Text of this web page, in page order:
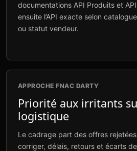
documentations API Produits et
ensuite l’API exacte selon
ou statut vendeur.
APPROCHE FNAC DARTY
Priorité aux irritants
logistique
Le cadrage part des offres
corriger, délais, retours et écarts